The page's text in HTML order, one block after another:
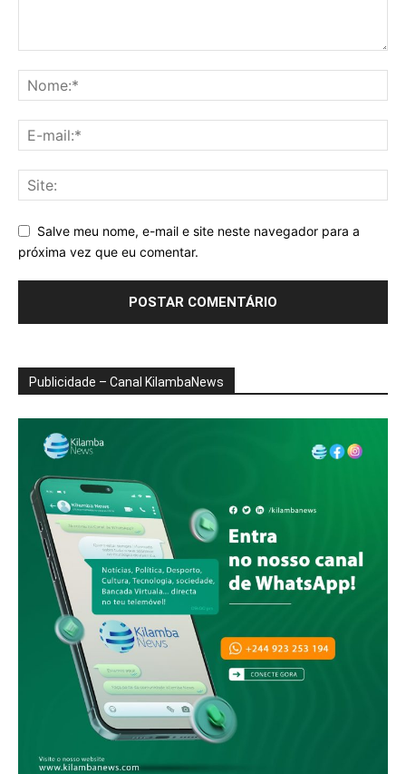
Salve meu nome, e-mail e site neste navegador para a
próxima vez que eu comentar.
Publicidade – Canal KilambaNews